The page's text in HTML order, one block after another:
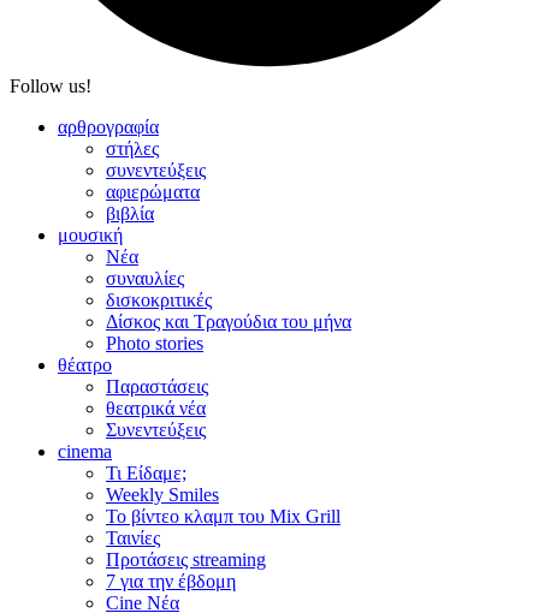
Follow us!
αρθρογραφία
στήλες
συνεντεύξεις
αφιερώματα
βιβλία
μουσική
Νέα
συναυλίες
δισκοκριτικές
Δίσκος και Τραγούδια του μήνα
Photo stories
θέατρο
Παραστάσεις
θεατρικά νέα
Συνεντεύξεις
cinema
Τι Είδαμε;
Weekly Smiles
Το βίντεο κλαμπ του Mix Grill
Ταινίες
Προτάσεις streaming
7 για την έβδομη
Cine Νέα